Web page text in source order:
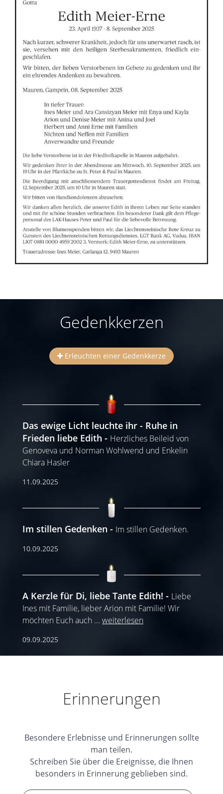
Gedenkkerzen
Erleuchten einer Gedenkkerze
Das ewige Licht leuchte ihr - Ruhe in
Frieden liebe Edith
Herzliches Beileid von
Genoveva und Norman Wohlwend und Enkelin
Chiara Hasler
11.09.2025
Im stillen Gedenken Im stillen Gedenken.
10.09.2025
A Kerzle für Di, liebe Tante Edith!
Liebe
Ines mit Familie, lieber Arion mit Familie! Wir
möchten Euch auch ... weiterlesen
09.09.2025
Erinnerungen
Besondere Erlebnisse und Erinnerungen sollte
man teilen.
Schreiben Sie über die Ereignisse, die Ihnen
besonders in Erinnerung geblieben sind.